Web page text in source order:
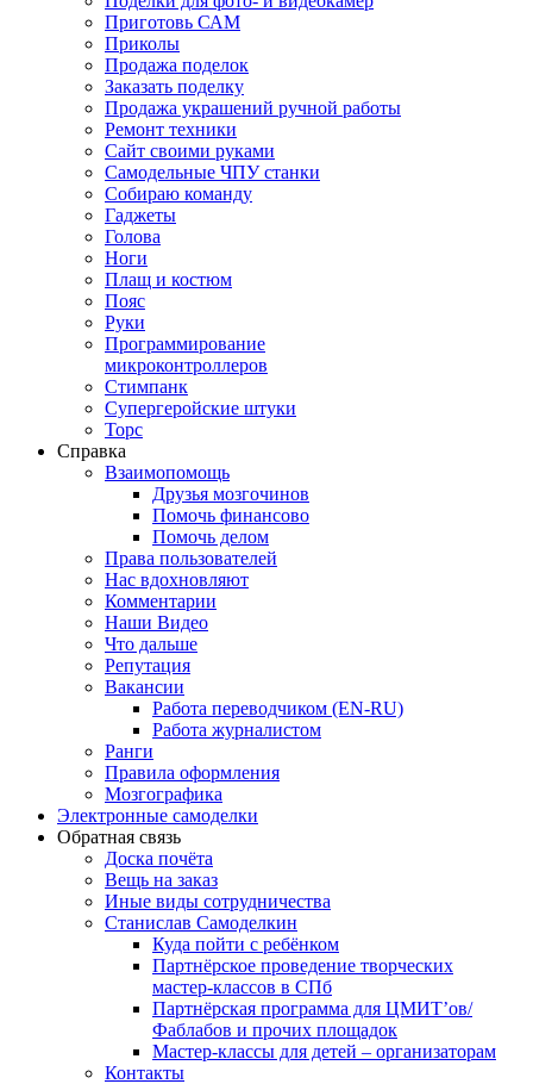
Приготовь САМ
Приколы
Продажа поделок
Заказать поделку
Продажа украшений ручной работы
Ремонт техники
Сайт своими руками
Самодельные ЧПУ станки
Собираю команду
Гаджеты
Голова
Ноги
Плащ и костюм
Пояс
Руки
Программирование
микроконтроллеров
Стимпанк
Супергеройские штуки
Торс
Справка
Взаимопомощь
Друзья мозгочинов
Помочь финансово
Помочь делом
Права пользователей
Нас вдохновляют
Комментарии
Наши Видео
Что дальше
Репутация
Вакансии
Работа переводчиком (EN-RU)
Работа журналистом
Ранги
Правила оформления
Мозгографика
Электронные самоделки
Обратная связь
Доска почёта
Вещь на заказ
Иные виды сотрудничества
Станислав Самоделкин
Куда пойти с ребёнком
Партнёрское проведение творческих
мастер-классов в СПб
Партнёрская программа для ЦМИТ’ов/
Фаблабов и прочих площадок
Мастер-классы для детей – организаторам
Контакты